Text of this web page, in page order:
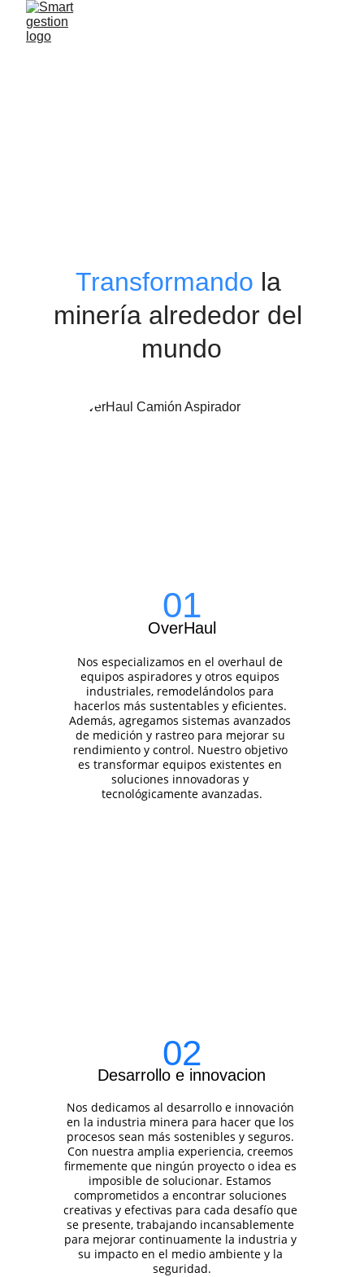
Nos especializamos en el overhaul de
equipos aspiradores y otros equipos
industriales, remodelándolos para
hacerlos más sustentables y eficientes.
Además, agregamos sistemas avanzados
de medición y rastreo para mejorar su
rendimiento y control. Nuestro objetivo
es transformar equipos existentes en
soluciones innovadoras y
tecnológicamente avanzadas.
01
OverHaul
02
Desarrollo e innovacion
Nos dedicamos al desarrollo e innovación
en la industria minera para hacer que los
procesos sean más sostenibles y seguros.
Con nuestra amplia experiencia, creemos
firmemente que ningún proyecto o idea es
imposible de solucionar. Estamos
comprometidos a encontrar soluciones
creativas y efectivas para cada desafío que
se presente, trabajando incansablemente
para mejorar continuamente la industria y
su impacto en el medio ambiente y la
seguridad.
Transformando la
minería alrededor del
mundo